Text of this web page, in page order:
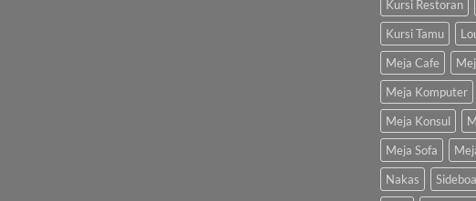
Kursi Restoran
Kursi Tamu
Meja Cafe
Meja Komputer
Meja Konsul
Meja Sofa
Nakas